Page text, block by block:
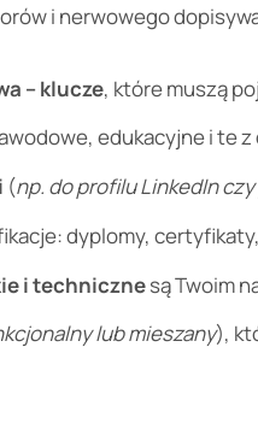
i nerwowego
– klucze, które muszą
edukacyjne i te
(np. do profilu LinkedIn
dyplomy,
i technicznesą Twoim
lub mieszany),